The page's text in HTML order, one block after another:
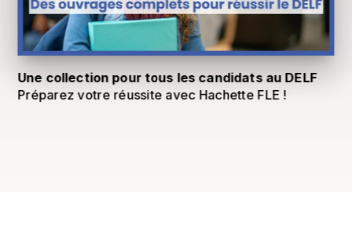
Une collection pour tous les candidats au DELF
Préparez votre réussite avec Hachette FLE !